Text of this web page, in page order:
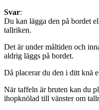
Svar:
Du kan lägga den på bordet
tallriken.
Det är under måltiden och
aldrig läggs på bordet.
Då placerar du den i ditt knä
När taffeln är bruten kan du
ihopknölad till vänster om